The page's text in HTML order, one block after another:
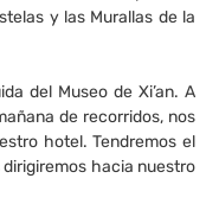
y las Murallas de la
del Museo de Xi’an. A
de recorridos, nos
hotel. Tendremos el
dirigiremos hacia nuestro